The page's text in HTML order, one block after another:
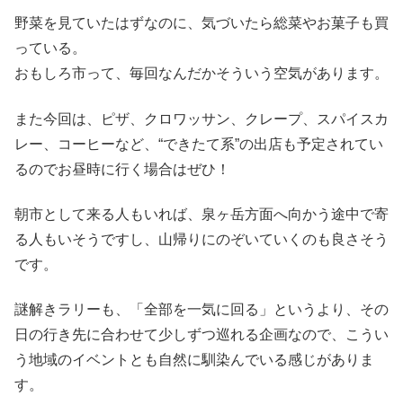
野菜を見ていたはずなのに、気づいたら総菜やお菓子も買
っている。
おもしろ市って、毎回なんだかそういう空気があります。
また今回は、ピザ、クロワッサン、クレープ、スパイスカ
レー、コーヒーなど、“できたて系”の出店も予定されてい
るのでお昼時に行く場合はぜひ！
朝市として来る人もいれば、泉ヶ岳方面へ向かう途中で寄
る人もいそうですし、山帰りにのぞいていくのも良さそう
です。
謎解きラリーも、「全部を一気に回る」というより、その
日の行き先に合わせて少しずつ巡れる企画なので、こうい
う地域のイベントとも自然に馴染んでいる感じがありま
す。